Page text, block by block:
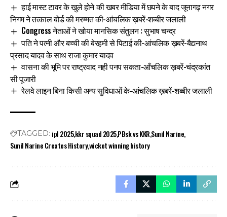
हाई मास्ट टावर के खुले होने की खबर मीडिया में छपने के बाद जूनागढ़ नगर
निगम ने तत्काल बोर्ड की मरम्मत की-आंचलिक ख़बरें-शब्बीर जलाली
Congress नेताओं ने खोया मानसिक संतुलन : सुभाष चन्द्र
पति ने पत्नी और बच्ची की बेरहमी से पिटाई की-आंचलिक ख़बरें-बैद्यनाथ
प्रसाद यादव के साथ राजा कुमार यादव
वासना की भूमि पर राष्ट्रवाद नही पनप सकता-आँचलिक ख़बरें-चंद्रकांत
सी पूजारी
रेलवे लाइन बिना किसी अन्य सुविधाओं के-आंचलिक ख़बरें-शब्बीर जलाली
TAGGED: ipl 2025kkr squad 2025PBsk vs KKRSunil Narine
Sunil Narine Creates Historywicket winning history